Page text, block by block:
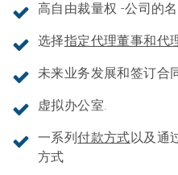
高自由裁量权 -公司的
选择指定代理董事和代
未来业务发展和签订合
虚拟办公室.
一系列付款方式以及通
方式